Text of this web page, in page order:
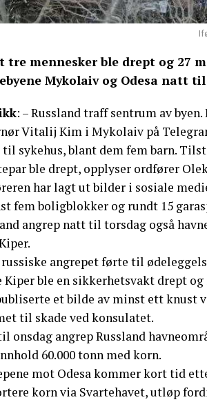
tre mennesker ble drept og 27
Mykolaiv og Odesa natt
: – Russland traff sentrum av
Vitalij Kim i Mykolaiv på
til sykehus, blant dem fem barn.
ble drept, opplyser ordfører
har lagt ut bilder i sosiale
fem boligblokker og rundt 15
angrep natt til torsdag også
angrepet førte til
Kiper ble en sikkerhetsvakt drept
et bilde av minst ett knust
til skade ved konsulatet.
onsdag angrep Russland
60.000 tonn med korn.
mot Odesa kommer kort tid
korn via Svartehavet, utløp